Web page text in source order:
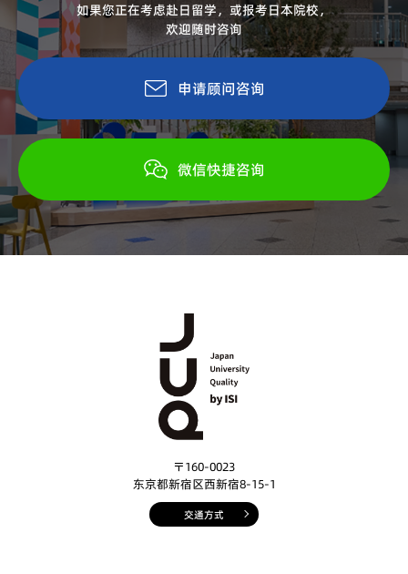
如果您正在考虑赴日留学，或报考日本院校，
欢迎随时咨询
申请顾问咨询
微信快捷咨询
〒160-0023
东京都新宿区西新宿8-15-1
交通方式